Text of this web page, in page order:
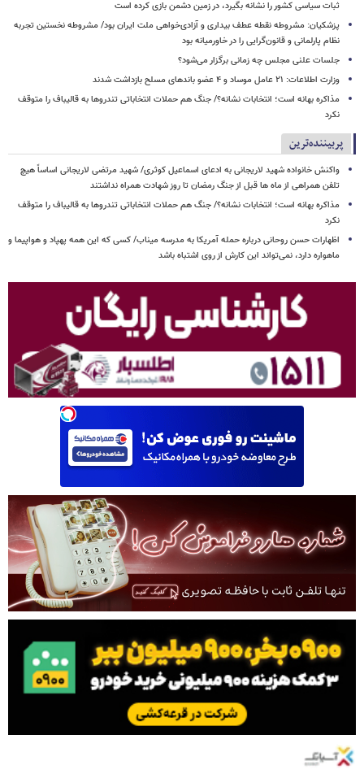
ثبات سیاسی کشور را نشانه بگیرد، در زمین دشمن بازی کرده است
پزشکیان: مشروطه نقطه عطف بیداری و آزادی‌خواهی ملت ایران بود/ مشروطه نخستین تجربه
نظام پارلمانی و قانون‌گرایی را در خاورمیانه بود
جلسات علنی مجلس چه زمانی برگزار می‌شود؟
وزارت اطلاعات: ۲۱ عامل موساد و ۴ عضو باندهای مسلح بازداشت شدند
مذاکره بهانه است؛ انتخابات نشانه؟/ جنگ هم حملات انتخاباتی تندروها به قالیباف را متوقف
نکرد
پربیننده‌ترین
واکنش خانواده شهید لاریجانی به ادعای اسماعیل کوثری/ شهید مرتضی لاریجانی اساساً هیچ
تلفن همراهی از ماه ها قبل از جنگ رمضان تا روز شهادت همراه نداشتند
مذاکره بهانه است؛ انتخابات نشانه؟/ جنگ هم حملات انتخاباتی تندروها به قالیباف را متوقف
نکرد
اظهارات حسن روحانی درباره حمله آمریکا به مدرسه میناب/ کسی که این همه پهپاد و هواپیما و
ماهواره دارد، نمی‌تواند این کارش از روی اشتباه باشد